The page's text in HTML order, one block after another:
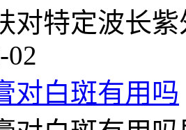
对特定波长
02
对白斑有用吗